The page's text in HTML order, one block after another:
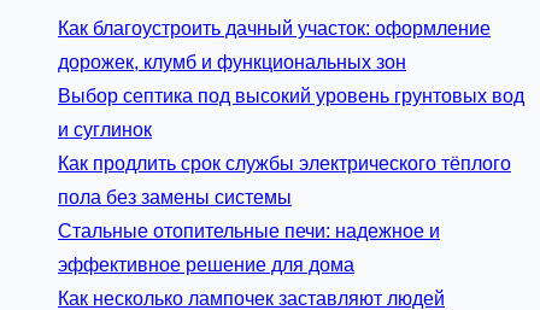
Как благоустроить дачный участок: оформление
дорожек, клумб и функциональных зон
Выбор септика под высокий уровень грунтовых вод
и суглинок
Как продлить срок службы электрического тёплого
пола без замены системы
Стальные отопительные печи: надежное и
эффективное решение для дома
Как несколько лампочек заставляют людей